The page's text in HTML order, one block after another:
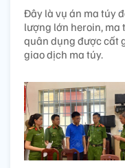
Đây là vụ án ma túy
lượng lớn heroin, ma
quân dụng được cất
giao dịch ma túy.